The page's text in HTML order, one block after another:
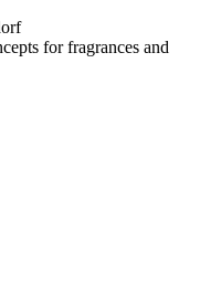
for fragrances and